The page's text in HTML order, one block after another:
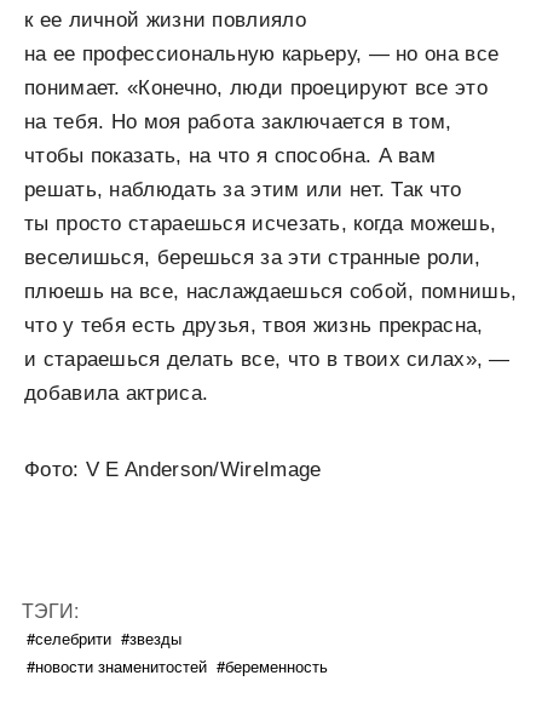
к ее личной жизни повлияло
на ее профессиональную карьеру, — но она все
понимает. «Конечно, люди проецируют все это
на тебя. Но моя работа заключается в том,
чтобы показать, на что я способна. А вам
решать, наблюдать за этим или нет. Так что
ты просто стараешься исчезать, когда можешь,
веселишься, берешься за эти странные роли,
плюешь на все, наслаждаешься собой, помнишь,
что у тебя есть друзья, твоя жизнь прекрасна,
и стараешься делать все, что в твоих силах», —
добавила актриса.
Фото: V E Anderson/WireImage
ТЭГИ:
#селебрити #звезды
#новости знаменитостей #беременность